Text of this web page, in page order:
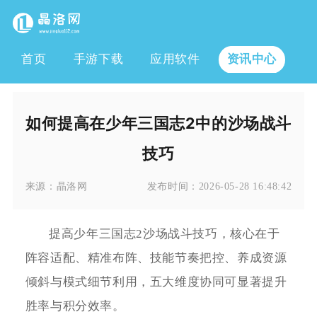
首页 手游下载 应用软件 资讯中心
如何提高在少年三国志2中的沙场战斗
技巧
来源： 晶洛网 发布时间： 2026-05-28 16:48:42
提高少年三国志2沙场战斗技巧，核心在于
阵容适配、精准布阵、技能节奏把控、养成资源
倾斜与模式细节利用，五大维度协同可显著提升
胜率与积分效率。